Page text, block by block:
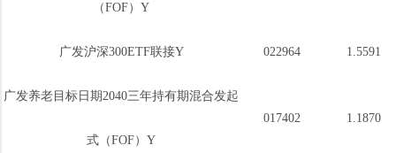
（FOF）Y
广发沪深300ETF联接Y 022964 1.5591
广发养老目标日期2040三年持有期混合发起
式（FOF）Y
017402 1.1870